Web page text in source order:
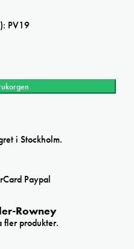
PV19
i Stockholm.
Rowney
fler produkter.